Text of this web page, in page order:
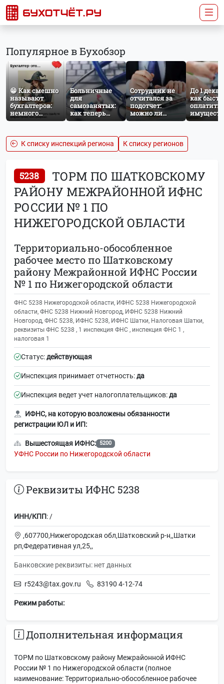
Популярное в Бухобзор
😁 Как смешно
называют
бухгалтеров:
немного
профессионального
Больничные
для
самозанятых:
как теперь
работает
социальное
страхование по
НПД
Сотрудник не
отчитался за
подотчет:
можно ли
удержать
зарплаты?
До 1
как
оплатить
налог за
К списку инспекций региона
К списку регионов
5238
ТОРМ ПО ШАТКОВСКОМУ
РАЙОНУ МЕЖРАЙОННОЙ ИФНС
РОССИИ № 1 ПО
НИЖЕГОРОДСКОЙ ОБЛАСТИ
Территориально-обособленное
рабочее место по Шатковскому
району Межрайонной ИФНС России
№ 1 по Нижегородской области
ФНС 5238 Нижегородской области, ИФНС 5238 Нижегородской
области, ФНС 5238 Нижний Новгород, ИФНС 5238 Нижний
Новгород, ФНС 5238, ИФНС 5238, ИФНС Шатки, Налоговая Шатки,
реквизиты ФНС 5238 , 1 инспекция ФНС , инспекция ФНС 1 ,
налоговая 1
Статус:действующая
Инспекция принимает отчетность:да
Инспекция ведет учет налогоплательщиков:да
ИФНС, на которую возложены обязанности
регистрации ЮЛ и ИП:
Вышестоящая ИФНС: 5200
УФНС России по Нижегородской области
Реквизиты ИФНС 5238
ИНН/КПП: /
,607700,Нижегородская обл,Шатковский р-н,,Шатки
рп,Федеративная ул,25,,
Банковские реквизиты: нет данных
r5243@tax.gov.ru 83190 4-12-74
Режим работы:
Дополнительная информация
ТОРМ по Шатковскому району Межрайонной ИФНС
России № 1 по Нижегородской области (полное
наименование: Территориально-обособленное рабочее